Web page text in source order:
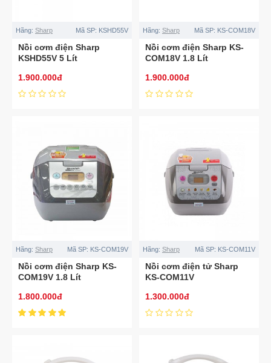
Hãng: Sharp Mã SP: KSHD55V
Nồi cơm điện Sharp
KSHD55V 5 Lít
1.900.000đ
Hãng: Sharp Mã SP: KS-COM18V
Nồi cơm điện Sharp KS-
COM18V 1.8 Lít
1.900.000đ
Hãng: Sharp Mã SP: KS-COM19V
Nồi cơm điện Sharp KS-
COM19V 1.8 Lít
1.800.000đ
Hãng: Sharp Mã SP: KS-COM11V
Nồi cơm điện tử Sharp
KS-COM11V
1.300.000đ